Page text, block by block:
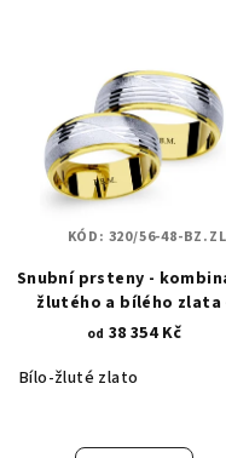
Snubní prsteny -
žlutého a bílého zlata
od 38 354 Kč
Bílo-žluté zlato
KÓD: 320/56-48-